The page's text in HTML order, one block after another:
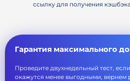
ссылку для получения
Гарантия максимального
Проведите двухнедельный тест,
окажутся менее выгодными, вернем